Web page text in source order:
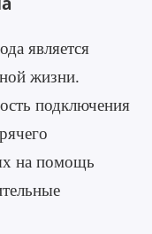
является
жизни.
подключения
на помощь